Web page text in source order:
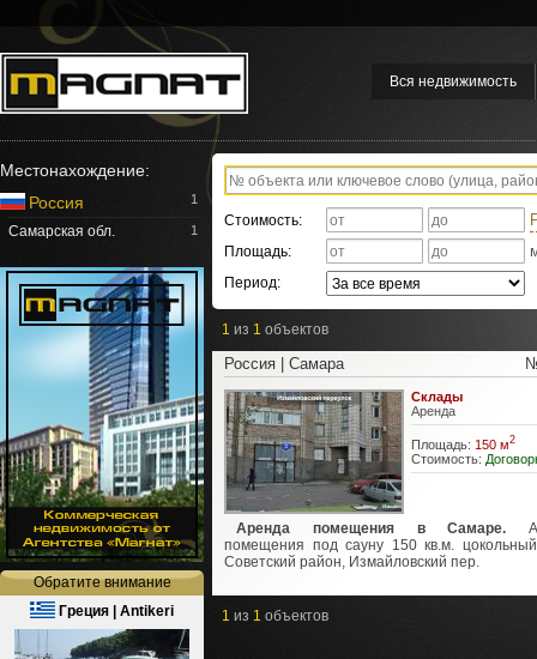
Вся недвижимость
Местонахождение:
Россия
1
Самарская обл. 1
Обратите внимание
Греция | Antikeri
Стоимость:
Площадь:
Период:
1 из 1 объектов
Россия | Самара
Склады
Аренда
Площадь: 150 м2
Стоимость:
Аренда помещения в Самаре.
помещения под сауну 150 кв.м.
Советский район, Измайловский пер.
1 из 1 объектов